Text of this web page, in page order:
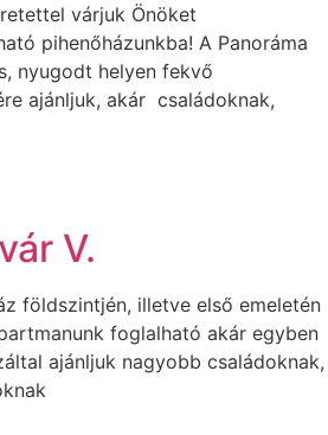
várjuk Önöket
pihenőházunkba! A Panoráma
nyugodt helyen fekvő
ajánljuk, akár családoknak,
V.
földszintjén, illetve első emeletén
foglalható akár egyben
ajánljuk nagyobb családoknak,